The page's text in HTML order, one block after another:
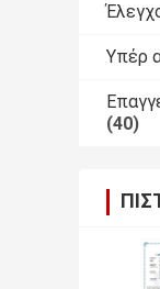
Υπέρ
(40)